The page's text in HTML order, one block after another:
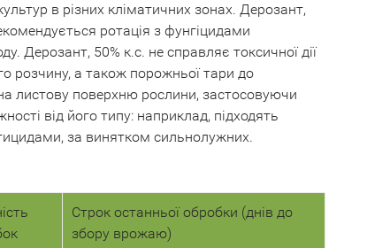
в різних кліматичних зонах. Дерозант,
ротація з фунгіцидами
Дерозант, 50% к.с. не справляє токсичної дії
розчину, а також порожньої тари до
листову поверхню рослини, застосовуючи
від його типу: наприклад, підходять
за винятком сильнолужних.
Строк останньої обробки (днів до
збору врожаю)